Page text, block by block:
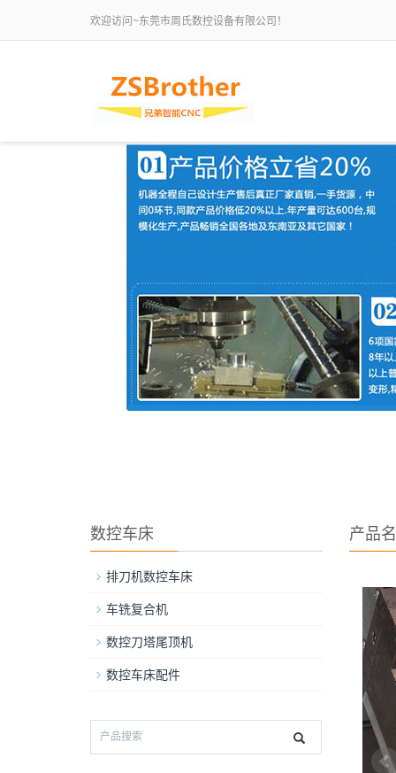
欢迎访问~东莞市周氏数控设备有限公司！
产品
数控车床
排刀机数控车床
车铣复合机
数控刀塔尾顶机
数控车床配件